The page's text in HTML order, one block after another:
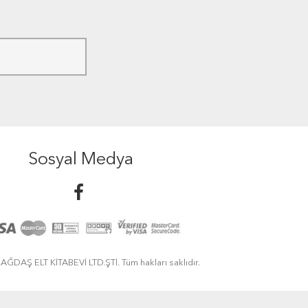
Sosyal Medya
ELT KİTABEVİ LTD.ŞTİ. Tüm hakları saklıdır.